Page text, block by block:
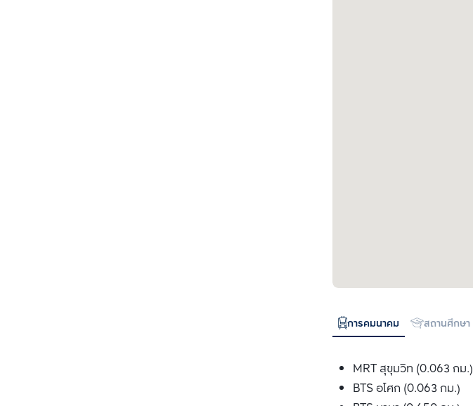
การคมนาคม สถานศึกษา
MRT สุขุมวิท (0.063 กม.)
BTS อโศก (0.063 กม.)